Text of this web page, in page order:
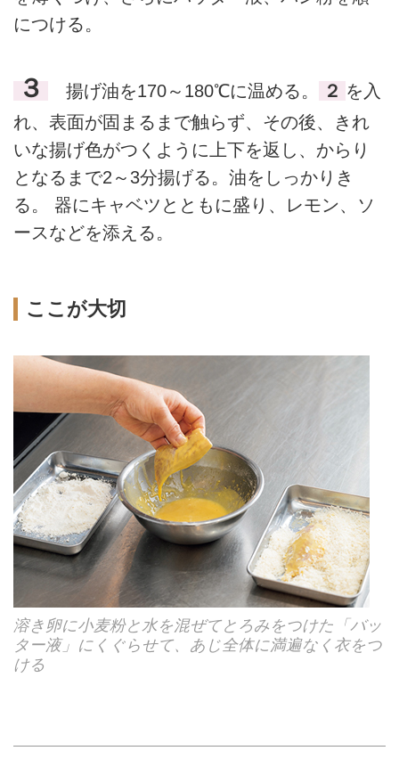
につける。
３ 揚げ油を170～180℃に温める。 ２ を入
れ、表面が固まるまで触らず、その後、きれ
いな揚げ色がつくように上下を返し、からり
となるまで2～3分揚げる。油をしっかりき
る。 器にキャベツとともに盛り、レモン、ソ
ースなどを添える。
ここが大切
溶き卵に小麦粉と水を混ぜてとろみをつけた「バッ
ター液」にくぐらせて、あじ全体に満遍なく衣をつ
ける